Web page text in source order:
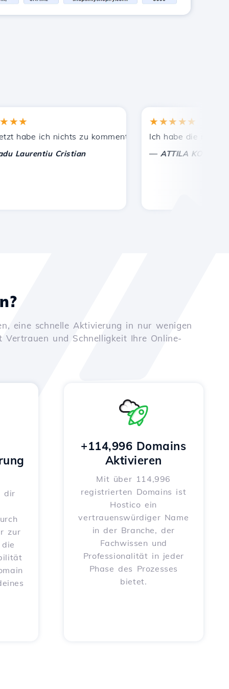
empfohlen.
Unterstützung!
ich nichts zu kommentieren, nur um zu schätzen.
Cristian
★★★★★
Ich habe die richtige
ATTILA KOLES
eine schnelle Aktivierung in nur wenigen
und Schnelligkeit Ihre Online-
dir
zur
+114,996 Domains
Aktivieren
Mit über 114,996
registrierten Domains ist
Hostico ein
vertrauenswürdiger Name
in der Branche, der
Fachwissen und
Professionalität in jeder
Phase des Prozesses
bietet.